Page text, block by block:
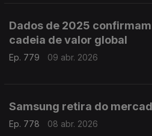
Dados de 2025
cadeia de valor global
Ep. 779 09 abr. 2026
Samsung retira do
Ep. 778 08 abr. 2026